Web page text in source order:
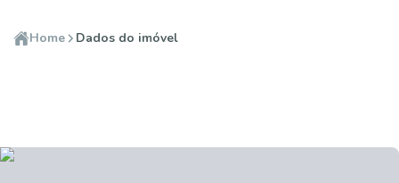
Home Dados do imóvel